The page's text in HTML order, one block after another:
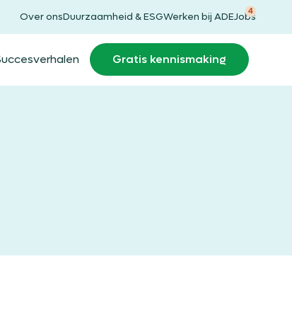
Over onsDuurzaamheid & ESGWerken bij ADE 4
Jobs
Gratis kennismaking